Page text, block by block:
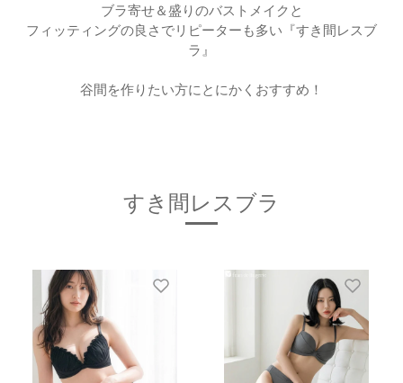
ブラ寄せ＆盛りのバストメイクと
フィッティングの良さでリピーターも多い『すき間レスブ
ラ』
谷間を作りたい方にとにかくおすすめ！
すき間レスブラ